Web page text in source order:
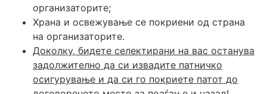
организаторите;
Храна и освежување се покриени од страна
на организаторите.
Доколку, бидете селектирани на вас останува
задолжително да си извадите патничко
осигурување и да си го покриете патот до